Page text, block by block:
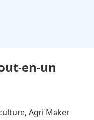
en-un
Agri Maker